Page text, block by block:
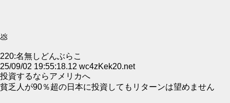
💩
220:名無しどんぶらこ
25/09/02 19:55:18.12 wc4zKek20.net
投資するならアメリカへ
貧乏人が90％超の日本に投資してもリターンは望めません